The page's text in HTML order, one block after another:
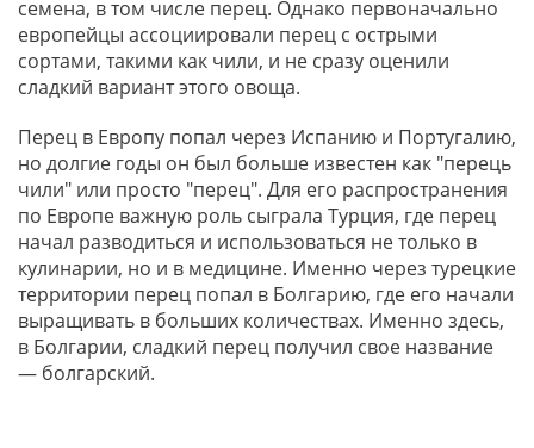
семена, в том числе перец. Однако первоначально
европейцы ассоциировали перец с острыми
сортами, такими как чили, и не сразу оценили
сладкий вариант этого овоща.
Перец в Европу попал через Испанию и Португалию,
но долгие годы он был больше известен как "перець
чили" или просто "перец". Для его распространения
по Европе важную роль сыграла Турция, где перец
начал разводиться и использоваться не только в
кулинарии, но и в медицине. Именно через турецкие
территории перец попал в Болгарию, где его начали
выращивать в больших количествах. Именно здесь,
в Болгарии, сладкий перец получил свое название
— болгарский.